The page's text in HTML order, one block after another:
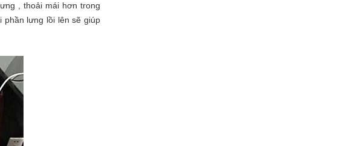
, thoải mái hơn trong
phần lưng lồi lên sẽ giúp